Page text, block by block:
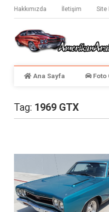
Hakkımızda İletişim Site
Ana Sayfa Foto
Tag: 1969 GTX